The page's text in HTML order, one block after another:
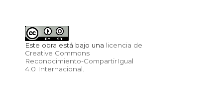
Este obra está bajo una licencia de
Creative Commons
Reconocimiento-CompartirIgual
4.0 Internacional